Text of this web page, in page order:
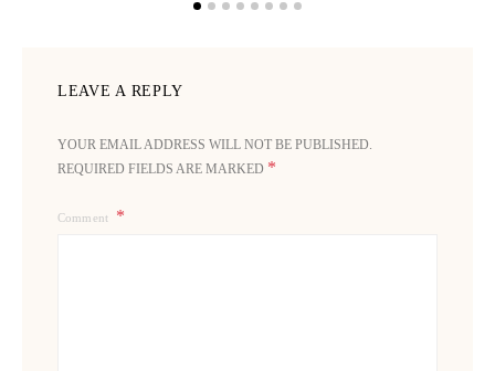
LEAVE A REPLY
YOUR EMAIL ADDRESS WILL NOT BE PUBLISHED.
REQUIRED FIELDS ARE MARKED *
Comment